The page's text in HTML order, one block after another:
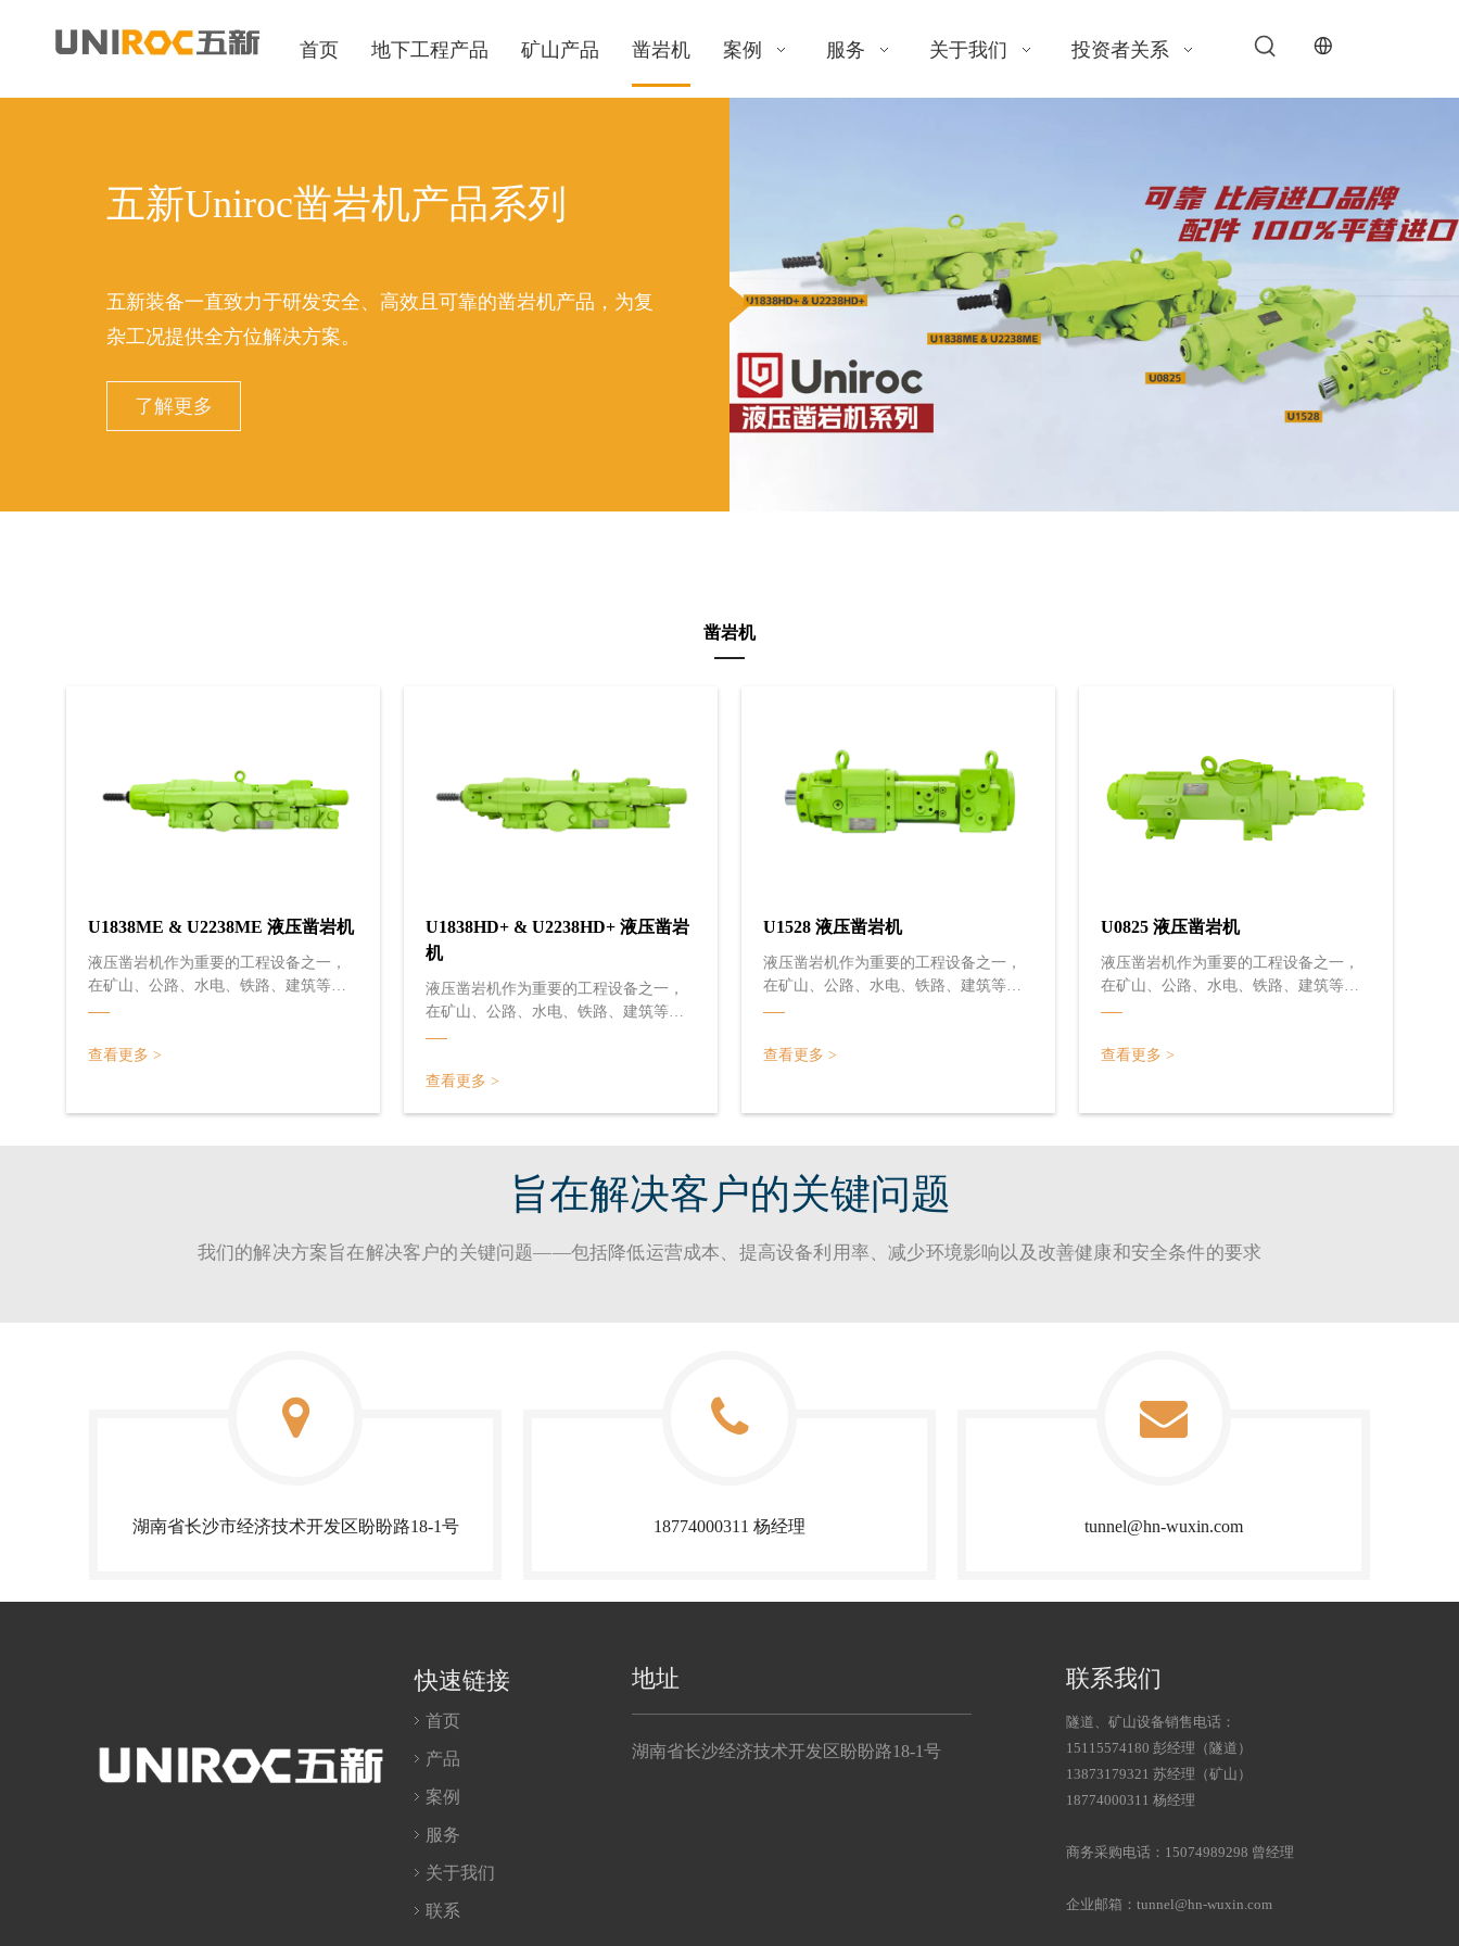
首页 地下工程产品 矿山产品 凿岩机 案例 服务 关于我们 投资者关系
五新Uniroc凿岩机产品系列
五新装备一直致力于研发安全、高效且可靠的凿岩机产品，为复
杂工况提供全方位解决方案。
了解更多
凿岩机
U1838ME & U2238ME 液压凿岩机
液压凿岩机作为重要的工程设备之一，
在矿山、公路、水电、铁路、建筑等领
眼，以便放入炸药去炸开岩石，从而完
查看更多 >
U1838HD+ & U2238HD+ 液压凿岩
机
液压凿岩机作为重要的工程设备之一，
在矿山、公路、水电、铁路、建筑等领
眼，以便放入炸药去炸开岩石，从而完
查看更多 >
U1528 液压凿岩机
液压凿岩机作为重要的工程设备之一，
在矿山、公路、水电、铁路、建筑等领
眼，以便放入炸药去炸开岩石，从而完
查看更多 >
U0825 液压凿岩机
液压凿岩机作为重要的工程设备之一，
在矿山、公路、水电、铁路、建筑等领
眼，以便放入炸药去炸开岩石，从而完
查看更多 >
旨在解决客户的关键问题​​​​​​​
我们的解决方案旨在解决客户的关键问题——包括降低运营成本、提高设备利用率、减少环境影响以及改善健康和安全条件的要求​​​​​​​
湖南省长沙市经济技术开发区盼盼路18-1号 18774000311 杨经理​​​​​​​ tunnel@hn-wuxin.com
快速链接
首页
产品
案例
服务
关于我们
联系
地址
湖南省长沙经济技术开发区盼盼路18-1号
联系我们
隧道、矿山设备销售电话：
15115574180 彭经理（隧道）
13873179321 苏经理（矿山）
18774000311 杨经理
商务采购电话：15074989298 曾经理
企业邮箱：tunnel@hn-wuxin.com